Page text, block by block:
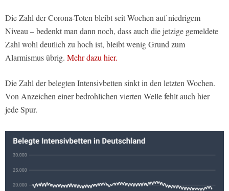
Die Zahl der Corona-Toten bleibt seit Wochen auf niedrigem
Niveau – bedenkt man dann noch, dass auch die jetzige gemeldete
Zahl wohl deutlich zu hoch ist, bleibt wenig Grund zum
Alarmismus übrig. Mehr dazu hier.
Die Zahl der belegten Intensivbetten sinkt in den letzten Wochen.
Von Anzeichen einer bedrohlichen vierten Welle fehlt auch hier
jede Spur.